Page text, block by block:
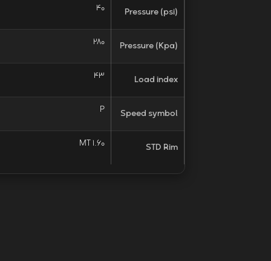
Pressure (psi)
40
Pressure (Kpa)
280
Load index
43
Speed symbol
P
STD Rim
MT 1.60